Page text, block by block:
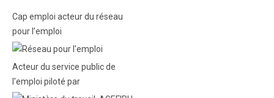
Cap emploi acteur du réseau
pour l’emploi
Acteur du service public de
l'emploi piloté par